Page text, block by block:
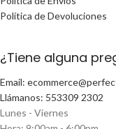
Política de Devoluciones
¿Tiene alguna
Email:
Llámanos: 553309 2302
Lunes - Viernes